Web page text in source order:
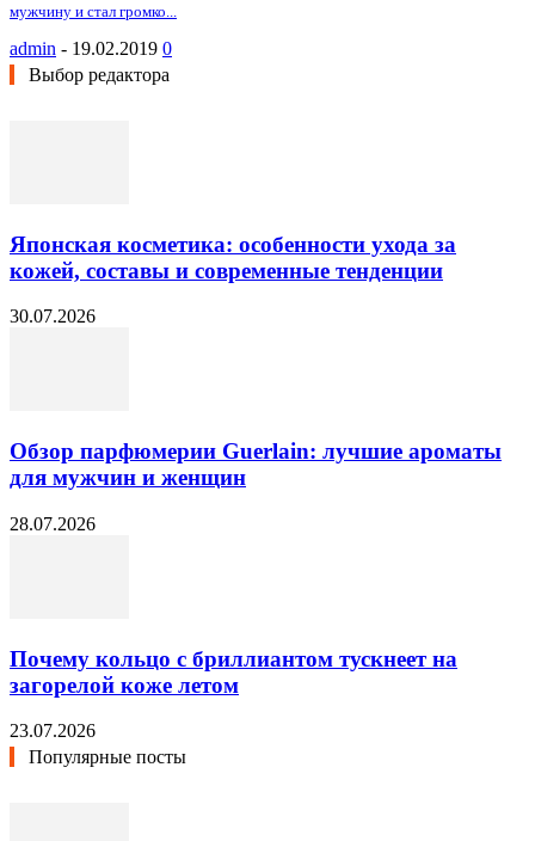
мужчину и стал громко...
admin - 19.02.2019 0
Выбор редактора
Японская косметика: особенности ухода за
кожей, составы и современные тенденции
30.07.2026
Обзор парфюмерии Guerlain: лучшие ароматы
для мужчин и женщин
28.07.2026
Почему кольцо с бриллиантом тускнеет на
загорелой коже летом
23.07.2026
Популярные посты